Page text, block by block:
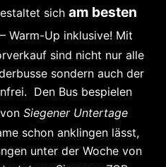
sich am besten
– Warm-Up inklusive! Mit
sind nicht nur alle
sondern auch der
Den Bus bespielen
von Siegener Untertage
schon anklingen lässt,
unter der Woche von